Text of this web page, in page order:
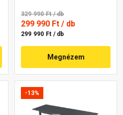
329 990 Ft/ db
299 990 Ft / db
299 990 Ft / db
Megnézem
-13%